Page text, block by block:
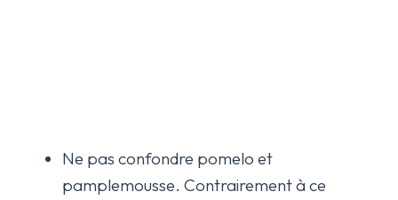
Ne pas confondre pomelo et
pamplemousse. Contrairement à ce